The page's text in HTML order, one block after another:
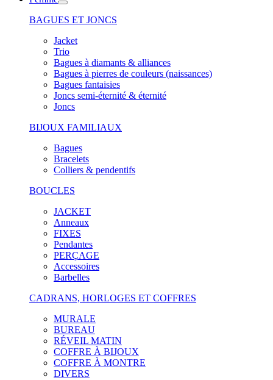
BAGUES ET JONCS
Jacket
Trio
Bagues à diamants & alliances
Bagues à pierres de couleurs (naissances)
Bagues fantaisies
Joncs semi-éternité & éternité
Joncs
BIJOUX FAMILIAUX
Bagues
Bracelets
Colliers & pendentifs
BOUCLES
JACKET
Anneaux
FIXES
Pendantes
PERÇAGE
Accessoires
Barbelles
CADRANS, HORLOGES ET COFFRES
MURALE
BUREAU
RÉVEIL MATIN
COFFRE À BIJOUX
COFFRE À MONTRE
DIVERS